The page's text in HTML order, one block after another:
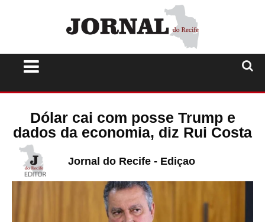
Dólar cai com posse Trump e
dados da economia, diz Rui Costa
Jornal do Recife - Ediçao